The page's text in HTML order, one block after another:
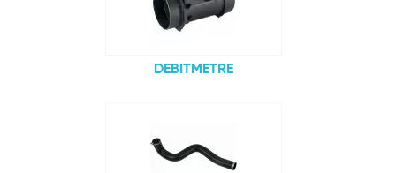
DEBITMETRE